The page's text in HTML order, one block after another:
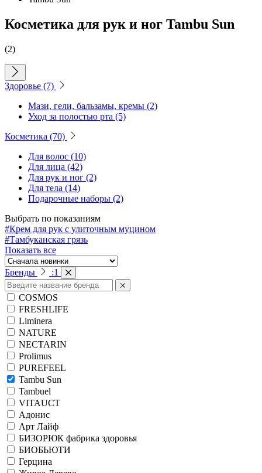
Косметика для рук и ног Tambu Sun
(2)
Здоровье (7)
Мази, гели, бальзамы, кремы (2)
Уход за полостью рта (5)
Косметика (70)
Для волос (10)
Для лица (42)
Для рук и ног (2)
Для тела (14)
Подарочные наборы (2)
Выбрать по показаниям
#Крем для рук с улиточным муцином
#Тамбуканская грязь
Показать все
Бренды :1
COSMOS
FRESHLIFE
Liminera
NATURE
NECTARIN
Prolimus
PUREFEEL
Tambu Sun
Tambuel
VITAUCT
Адонис
Арт Лайф
БИЗОРЮК фабрика здоровья
БИОБЬЮТИ
Герцина